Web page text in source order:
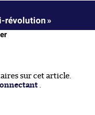
révolution »
sur cet article.